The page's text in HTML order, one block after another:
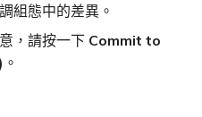
組態中的差異。
，請按一下 Commit to
。